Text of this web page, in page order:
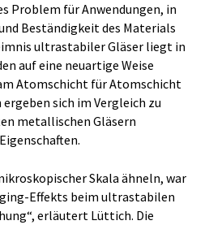
Problem für Anwendungen, in
Beständigkeit des Materials
ultrastabiler Gläser liegt in
auf eine neuartige Weise
Atomschicht für Atomschicht
sich im Vergleich zu
metallischen Gläsern
Skala ähneln, war
Effekts beim ultrastabilen
erläutert Lüttich. Die